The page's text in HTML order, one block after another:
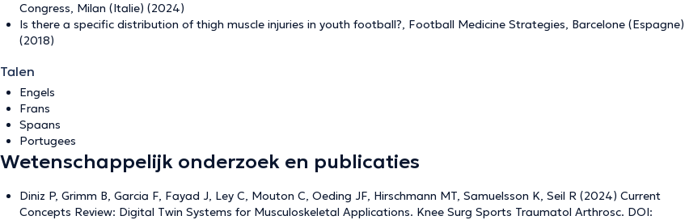
Congress, Milan (Italie) (2024)
Is there a specific distribution of thigh muscle injuries in youth football?, Football Medicine Strategies, Barcelone (Espagne)
(2018)
Talen
Engels
Frans
Spaans
Portugees
Wetenschappelijk onderzoek en publicaties
Diniz P, Grimm B, Garcia F, Fayad J, Ley C, Mouton C, Oeding JF, Hirschmann MT, Samuelsson K, Seil R (2024) Current
Concepts Review: Digital Twin Systems for Musculoskeletal Applications. Knee Surg Sports Traumatol Arthrosc. DOI: